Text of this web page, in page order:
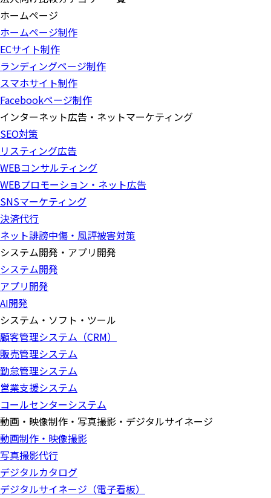
ホームページ
ホームページ制作
ECサイト制作
ランディングページ制作
スマホサイト制作
Facebookページ制作
インターネット広告・ネットマーケティング
SEO対策
リスティング広告
WEBコンサルティング
WEBプロモーション・ネット広告
SNSマーケティング
決済代行
ネット誹謗中傷・風評被害対策
システム開発・アプリ開発
システム開発
アプリ開発
AI開発
システム・ソフト・ツール
顧客管理システム（CRM）
販売管理システム
勤怠管理システム
営業支援システム
コールセンターシステム
動画・映像制作・写真撮影・デジタルサイネージ
動画制作・映像撮影
写真撮影代行
デジタルカタログ
デジタルサイネージ（電子看板）